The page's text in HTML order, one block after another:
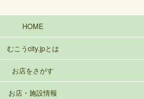
HOME
むこうcity.jpとは
お店をさがす
お店・施設情報